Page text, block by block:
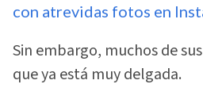
con atrevidas fotos en
Sin embargo, muchos de
que ya está muy delgada.